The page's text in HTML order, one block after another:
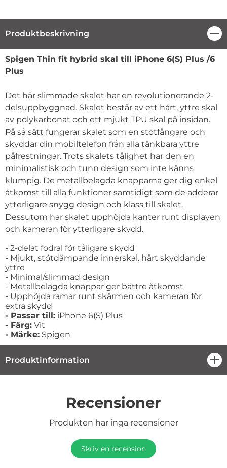
Produktbeskrivning
Produktbeskrivning
Spigen Thin fit hybrid skal till iPhone 6(S) Plus /6
Plus
Det här slimmade skalet har en revolutionerande 2-
delsuppbyggnad. Skalet består av ett hårt, yttre skal
av polykarbonat och ett mjukt TPU skal på insidan.
På så sätt fungerar skalet som en stötfångare och
skyddar din mobiltelefon från alla tänkbara yttre
påfrestningar. Trots skalets tålighet har den en
minimalistisk och tunn design som inte känns
klumpig. De metallbelagda knapparna ger dig enkel
åtkomst till alla funktioner samtidigt som de adderar
ytterligare snygg design och klass till skalet.
Dessutom har skalet upphöjda kanter runt displayen
och kameran för ytterligare skydd.
- 2-delat fodral för tåligare skydd
- Mjukt, stötdämpande innerskal. hårt skyddande
yttre
- Minimal/slimmad design
- Metallbelagda knappar ger bättre åtkomst
- Upphöjda ramar runt skärmen och kameran för
extra skydd
- Passar till: iPhone 6(S) Plus
- Färg: Vit
- Märke: Spigen
Produktinformation
Recensioner
Produkten har inga recensioner
Skriv en recension